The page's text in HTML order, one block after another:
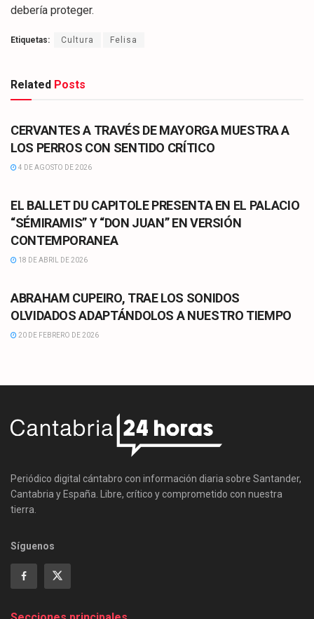
debería proteger.
Etiquetas: Cultura Felisa
Related Posts
CULTURA
CERVANTES A TRAVÉS DE MAYORGA MUESTRA A
LOS PERROS CON SENTIDO CRÍTICO
4 DE AGOSTO DE 2026
EL BALLET DU CAPITOLE PRESENTA EN EL PALACIO
“SÉMIRAMIS” Y “DON JUAN” EN VERSIÓN
CONTEMPORANEA
18 DE ABRIL DE 2026
ABRAHAM CUPEIRO, TRAE LOS SONIDOS
OLVIDADOS ADAPTÁNDOLOS A NUESTRO TIEMPO
20 DE FEBRERO DE 2026
Periódico digital cántabro con información diaria sobre Santander,
Cantabria y España. Libre, crítico y comprometido con nuestra
tierra.
Síguenos